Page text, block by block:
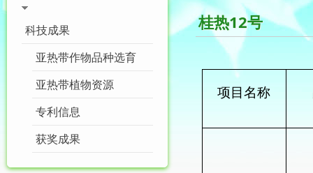
科技成果
亚热带作物品种选育
亚热带植物资源
专利信息
获奖成果
桂热12号
项目名称